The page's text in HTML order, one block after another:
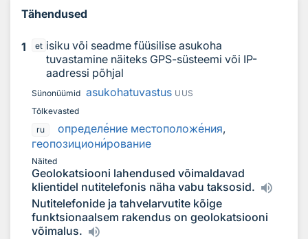
Tähendused
1 et isiku või seadme füüsilise asukoha
tuvastamine näiteks GPS-süsteemi või IP-
aadressi põhjal
Sünonüümid asukohatuvastus UUS
Tõlkevasted
ru
определение местоположения,
геопозиционирование
Näited
Geolokatsiooni lahendused võimaldavad
klientidel nutitelefonis näha vabu taksosid.
Nutitelefonide ja tahvelarvutite kõige
funktsionaalsem rakendus on geolokatsiooni
võimalus.